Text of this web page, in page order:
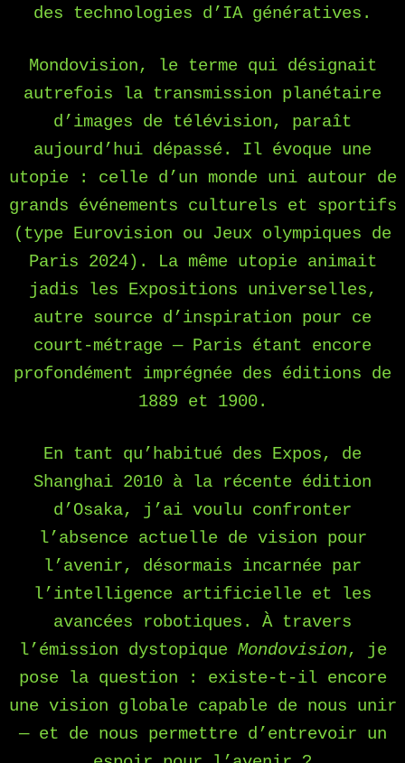
des technologies d’IA génératives.
Mondovision, le terme qui désignait
autrefois la transmission planétaire
d’images de télévision, paraît
aujourd’hui dépassé. Il évoque une
utopie : celle d’un monde uni autour de
grands événements culturels et sportifs
(type Eurovision ou Jeux olympiques de
Paris 2024). La même utopie animait
jadis les Expositions universelles,
autre source d’inspiration pour ce
court-métrage — Paris étant encore
profondément imprégnée des éditions de
1889 et 1900.
En tant qu’habitué des Expos, de
Shanghai 2010 à la récente édition
d’Osaka, j’ai voulu confronter
l’absence actuelle de vision pour
l’avenir, désormais incarnée par
l’intelligence artificielle et les
avancées robotiques. À travers
l’émission dystopique Mondovision, je
pose la question : existe-t-il encore
une vision globale capable de nous unir
— et de nous permettre d’entrevoir un